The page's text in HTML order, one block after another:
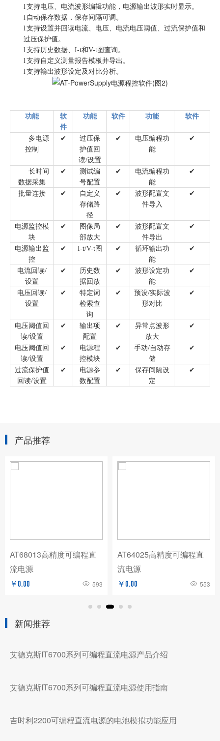
l支持电压、电流波形编辑功能，电源输出波形实时显示。
l 自动保存数据，保存间隔可调。
l支持设置并回读电流、电压、电流电压阈值、过流保护值和
过压保护值。
l支持历史数据、 I-t和V-t图查询。
l支持自定义测量报告模板并导出。
l支持输出波形设定及对比分析。
功能
软
件
功能 软件 功能 软件
多电源
控制
✔
过压保
护值回
读/设置
✔
电压编程功
能
✔
长时间
数据采集
✔
测试编
号配置
✔
电流编程功
能
✔
批量连接 ✔
自定义
存储路
径
✔
波形配置文
件导入
✔
电源监控模
块
✔
图像局
部放大
✔
波形配置文
件导出
✔
电源输出监
控
✔ I-t/V-t图 ✔
循环输出功
能
✔
电流回读/
设置
✔
历史数
据回放
✔
波形设定功
能
✔
电压回读/
设置
✔
特定词
检索查
询
✔ 预设/实际波
形对比
✔
电压阈值回
读/设置
✔
输出项
配置
✔
异常点波形
放大
✔
电压阈值回
读/设置
✔
电源程
控模块
✔ 手动/自动存
储
✔
过流保护值
回读/设置
✔
电源参
数配置
✔
保存间隔设
定
✔
产品推荐
AT68013高精度可编程直
流电源
￥0.00 593
AT64025高精度可编程直
流电源
￥0.00 553
新闻推荐
艾德克斯IT6700系列可编程直流电源产品介绍
艾德克斯IT6700系列可编程直流电源使用指南
吉时利2200可编程直流电源的电池模拟功能应用